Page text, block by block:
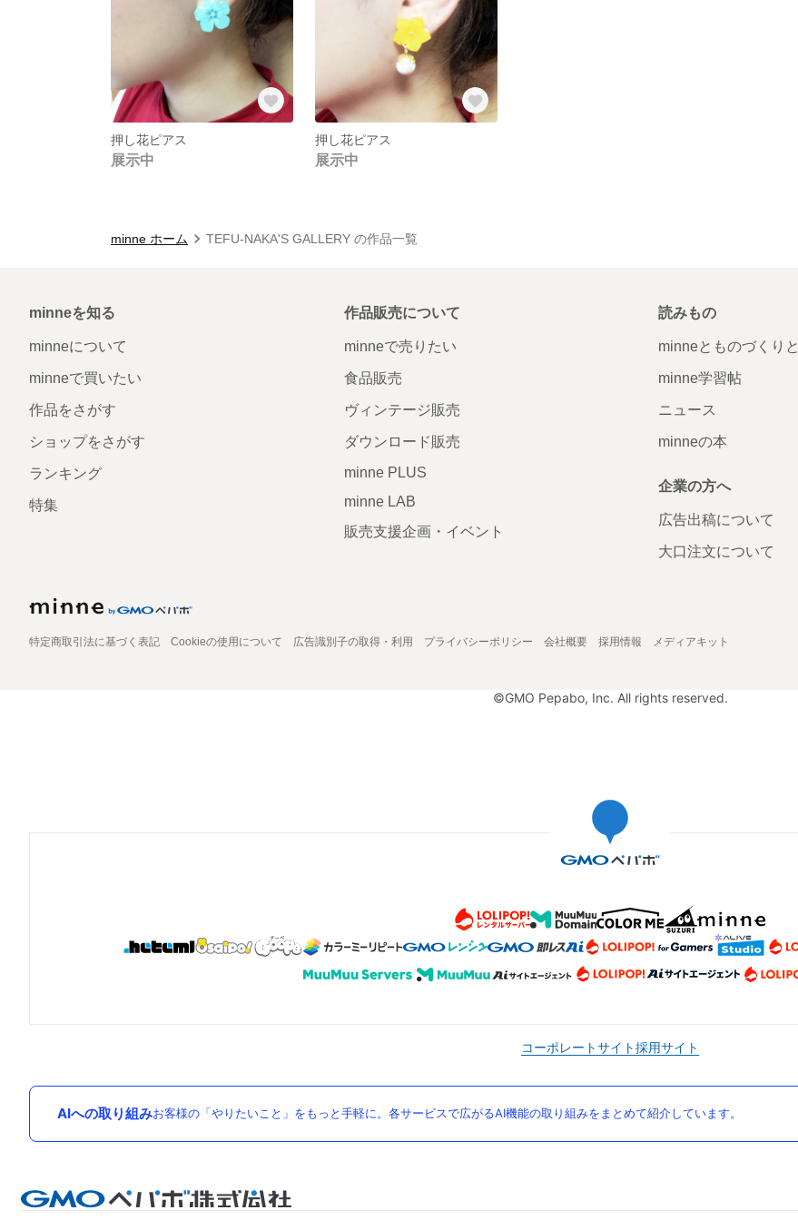
押し花ピアス
展示中
押し花ピアス
展示中
minne ホーム TEFU-NAKA'S GALLERY の作品一覧
minneを知る
minneについて
minneで買いたい
作品をさがす
ショップをさがす
ランキング
特集
作品販売について
minneで売りたい
食品販売
ヴィンテージ販売
ダウンロード販売
minne PLUS
minne LAB
販売支援企画・イベント
読みもの
minneとものづくりと
minne学習帖
ニュース
minneの本
企業の方へ
広告出稿について
大口注文について
特定商取引法に基づく表記 Cookieの使用について 広告識別子の取得・利用 プライバシーポリシー 会社概要 採用情報 メディアキット
©GMO Pepabo, Inc. All rights reserved.
コーポレートサイト採用サイト
AIへの取り組みお客様の「やりたいこと」をもっと手軽に。各サービスで広がるAI機能の取り組みをまとめて紹介しています。